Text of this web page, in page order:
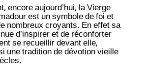
encore aujourd’hui, la Vierge
est un symbole de foi et
nombreux croyants. En effet sa
d’inspirer et de réconforter
se recueillir devant elle,
une tradition de dévotion vieille